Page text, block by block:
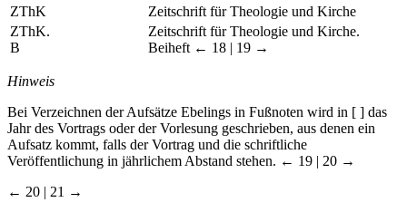
ZThK
Zeitschrift für Theologie und Kirche
ZThK.
B
Zeitschrift für Theologie und Kirche.
Beiheft ← 18 | 19 →
Hinweis
Bei Verzeichnen der Aufsätze Ebelings in Fußnoten wird in [ ] das
Jahr des Vortrags oder der Vorlesung geschrieben, aus denen ein
Aufsatz kommt, falls der Vortrag und die schriftliche
Veröffentlichung in jährlichem Abstand stehen. ← 19 | 20 →
← 20 | 21 →